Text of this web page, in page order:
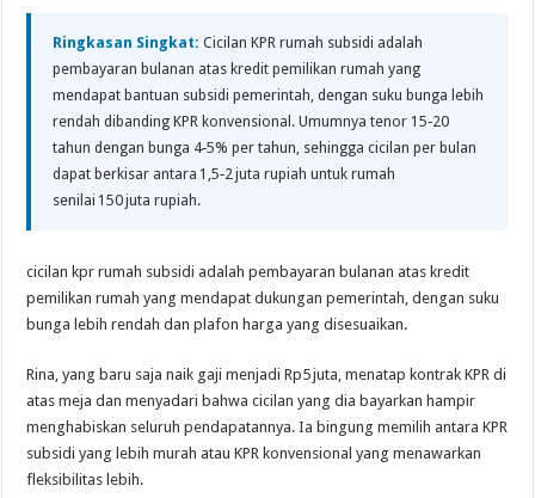
Ringkasan Singkat: Cicilan KPR rumah subsidi adalah
pembayaran bulanan atas kredit pemilikan rumah yang
mendapat bantuan subsidi pemerintah, dengan suku bunga lebih
rendah dibanding KPR konvensional. Umumnya tenor 15‑20
tahun dengan bunga 4‑5% per tahun, sehingga cicilan per bulan
dapat berkisar antara 1,5‑2 juta rupiah untuk rumah
senilai 150 juta rupiah.
cicilan kpr rumah subsidi adalah pembayaran bulanan atas kredit
pemilikan rumah yang mendapat dukungan pemerintah, dengan suku
bunga lebih rendah dan plafon harga yang disesuaikan.
Rina, yang baru saja naik gaji menjadi Rp5 juta, menatap kontrak KPR di
atas meja dan menyadari bahwa cicilan yang dia bayarkan hampir
menghabiskan seluruh pendapatannya. Ia bingung memilih antara KPR
subsidi yang lebih murah atau KPR konvensional yang menawarkan
fleksibilitas lebih.